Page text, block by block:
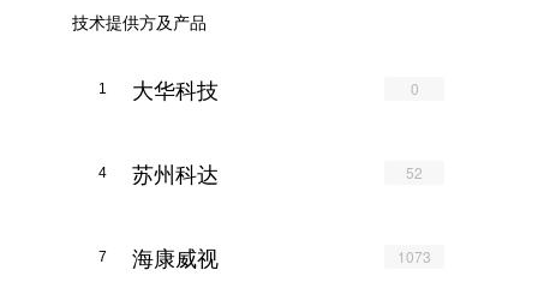
技术提供方及产品
1 大华科技 0
4 苏州科达 52
7 海康威视 1073